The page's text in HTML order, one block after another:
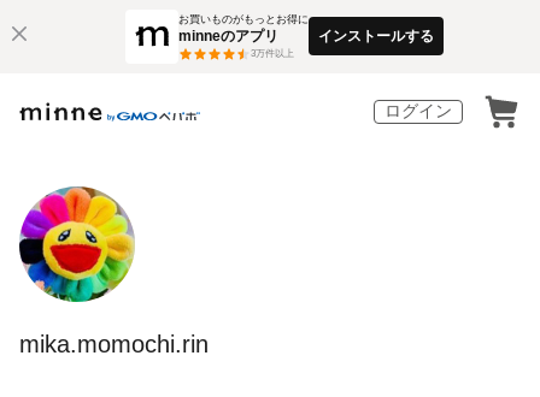
お買いものがもっとお得に
minneのアプリ
3万件以上
インストールする
ログイン
mika.momochi.rin